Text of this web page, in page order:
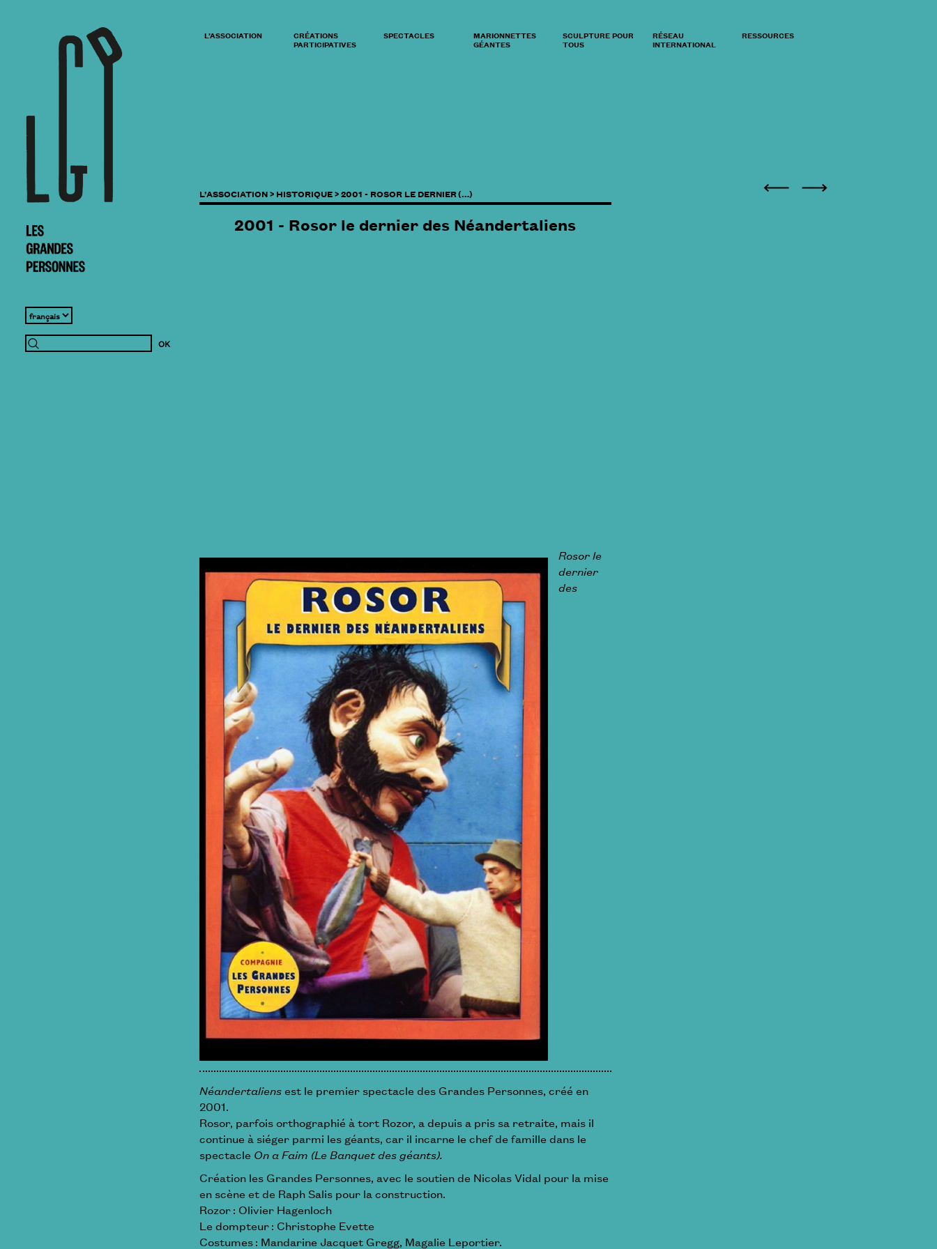
L’ASSOCIATION CRÉATIONS
PARTICIPATIVES
SPECTACLES MARIONNETTES
GÉANTES
SCULPTURE POUR
TOUS
RÉSEAU
INTERNATIONAL
RESSOURCES
L’ASSOCIATION > HISTORIQUE >2001 - ROSOR LE DERNIER (…)
2001 - Rosor le dernier des Néandertaliens
Rosor le
dernier
des
Néandertaliensest le premier spectacle des Grandes Personnes, créé en
2001.
Rosor, parfois orthographié à tort Rozor, a depuis a pris sa retraite, mais il
continue à siéger parmi les géants, car il incarne le chef de famille dans le
spectacle On a Faim (Le Banquet des géants).
Création les Grandes Personnes, avec le soutien de Nicolas Vidal pour la mise
en scène et de Raph Salis pour la construction.
Rozor : Olivier Hagenloch
Le dompteur : Christophe Evette
Costumes : Mandarine Jacquet Gregg, Magalie Leportier.